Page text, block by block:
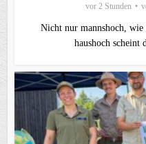
vor 2 Stunden
Nicht nur mannshoch,
haushoch scheint